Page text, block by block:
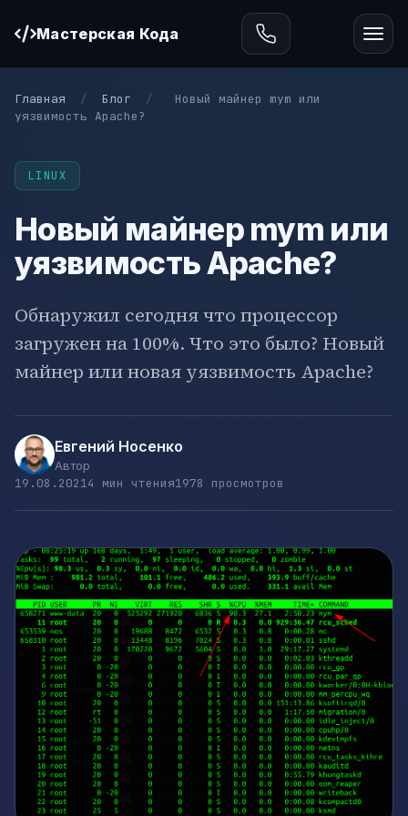
Мастерская Кода
Главная / Блог /
Новый майнер mym или
уязвимость Apache?
LINUX
Новый майнер mym или
уязвимость Apache?
Обнаружил сегодня что процессор
загружен на 100%. Что это было? Новый
майнер или новая уязвимость Apache?
Евгений Носенко
Автор
19.08.20214 мин чтения1978 просмотров